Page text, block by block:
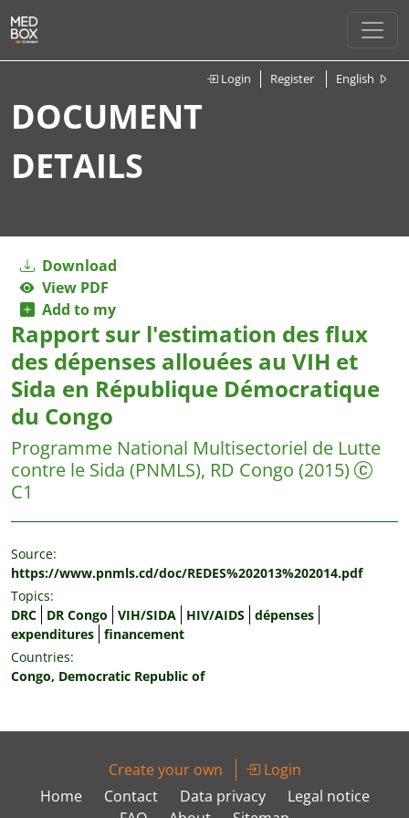
Login Register English
DOCUMENT
DETAILS
Download
View PDF
Add to my
Rapport sur l'estimation des flux
des dépenses allouées au VIH et
Sida en République Démocratique
du Congo
Programme National Multisectoriel de Lutte
contre le Sida (PNMLS), RD Congo (2015)
C1
Source:
https://www.pnmls.cd/doc/REDES%202013%202014.pdf
Topics:
DRC
DR Congo VIH/SIDA HIV/AIDS dépenses
expenditures financement
Countries:
Congo, Democratic Republic of
Create your own
Login
Home
Contact Data privacy
Legal notice